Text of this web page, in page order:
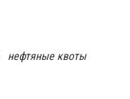
нефтяные квоты